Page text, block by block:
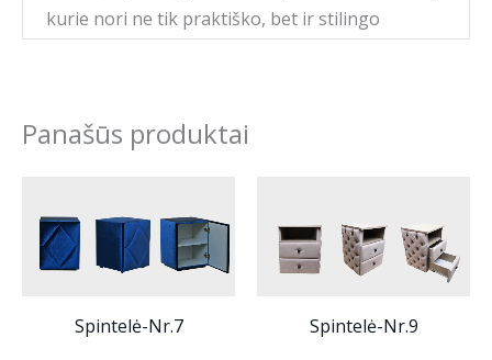
kurie nori ne tik praktiško, bet ir stilingo
Panašūs produktai
Spintelė-Nr.7 Spintelė-Nr.9